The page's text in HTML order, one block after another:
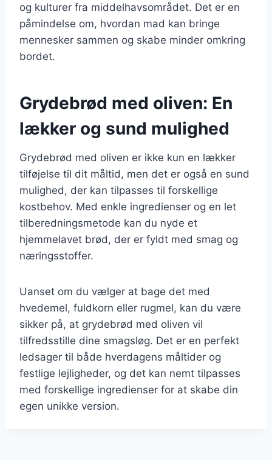
og kulturer fra middelhavsområdet. Det er en
påmindelse om, hvordan mad kan bringe
mennesker sammen og skabe minder omkring
bordet.
Grydebrød med oliven: En
lækker og sund mulighed
Grydebrød med oliven er ikke kun en lækker
tilføjelse til dit måltid, men det er også en sund
mulighed, der kan tilpasses til forskellige
kostbehov. Med enkle ingredienser og en let
tilberedningsmetode kan du nyde et
hjemmelavet brød, der er fyldt med smag og
næringsstoffer.
Uanset om du vælger at bage det med
hvedemel, fuldkorn eller rugmel, kan du være
sikker på, at grydebrød med oliven vil
tilfredsstille dine smagsløg. Det er en perfekt
ledsager til både hverdagens måltider og
festlige lejligheder, og det kan nemt tilpasses
med forskellige ingredienser for at skabe din
egen unikke version.